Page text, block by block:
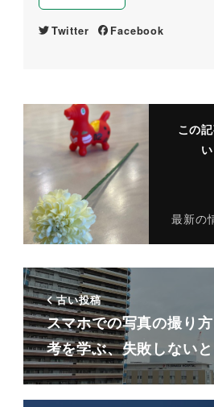
Twitter Facebook
この
最新の
古い投稿
スマホでの写真の撮り
考を学ぶ、失敗しない